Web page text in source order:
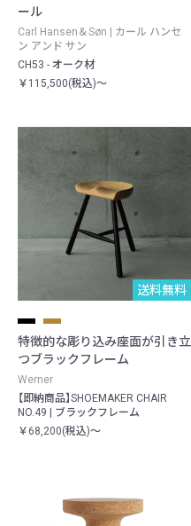
ール
Carl Hansen＆Søn | カール ハンセ
ン アンド サン
CH53 - オーク材
￥115,500(税込)～
送料無料
特徴的な彫り込み座面が引き立
つブラックフレーム
Werner
【即納商品】SHOEMAKER CHAIR
NO.49 | ブラックフレーム
￥68,200(税込)～